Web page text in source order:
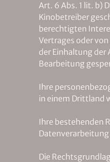
Art. 6 Abs. 1 lit. b)
Kinobetreiber
berechtigten
Vertrages oder
der Einhaltung der
Bearbeitung
Ihre
in einem Drittland
Ihre bestehenden
Die